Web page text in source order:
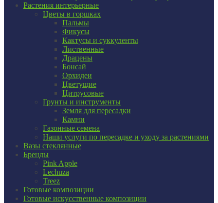
Растения интерьерные
Цветы в горшках
Пальмы
Фикусы
Кактусы и суккуленты
Лиственные
Драцены
Бонсай
Орхидеи
Цветущие
Цитрусовые
Грунты и инструменты
Земля для пересадки
Камни
Газонные семена
Наши услуги по пересадке и уходу за растениями
Вазы стеклянные
Бренды
Pink Apple
Lechuza
Treez
Готовые композиции
Готовые искусственные композиции